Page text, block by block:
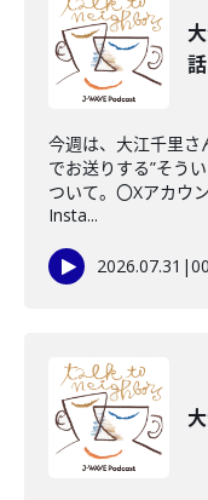
話
今週は、大江千里
でお送りする”そう
ついて。〇Xアカ
Insta...
2026.07.31 |